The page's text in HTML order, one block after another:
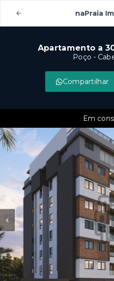
naPraia
Apartamento a
Poço -
Compartilhar
Em